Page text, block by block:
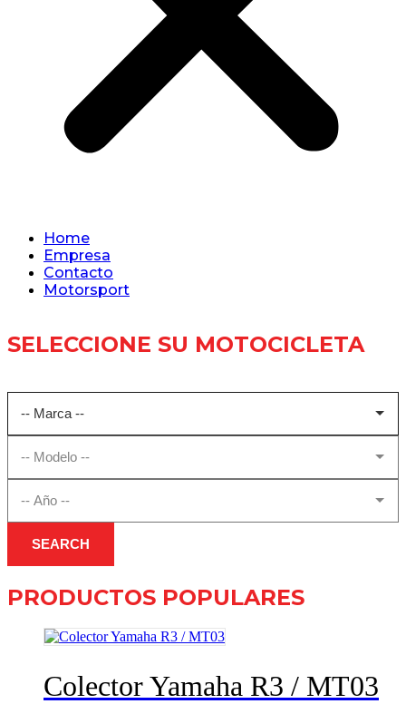
Home
Empresa
Contacto
Motorsport
SELECCIONE SU MOTOCICLETA
SEARCH
PRODUCTOS POPULARES
Colector Yamaha R3 / MT03